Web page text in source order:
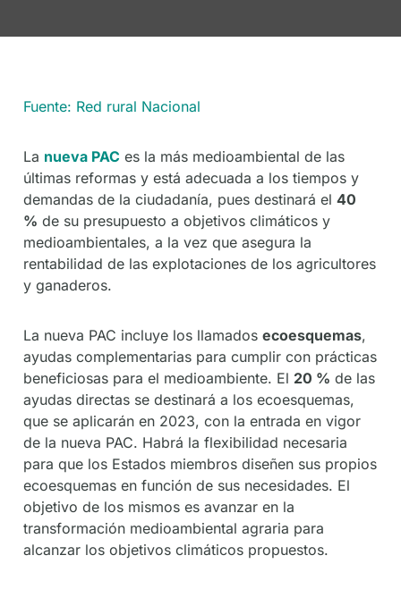
Fuente: Red rural Nacional
La nueva PAC es la más medioambiental de las
últimas reformas y está adecuada a los tiempos y
demandas de la ciudadanía, pues destinará el 40
% de su presupuesto a objetivos climáticos y
medioambientales, a la vez que asegura la
rentabilidad de las explotaciones de los agricultores
y ganaderos.
La nueva PAC incluye los llamados ecoesquemas,
ayudas complementarias para cumplir con prácticas
beneficiosas para el medioambiente. El 20 % de las
ayudas directas se destinará a los ecoesquemas,
que se aplicarán en 2023, con la entrada en vigor
de la nueva PAC. Habrá la flexibilidad necesaria
para que los Estados miembros diseñen sus propios
ecoesquemas en función de sus necesidades. El
objetivo de los mismos es avanzar en la
transformación medioambiental agraria para
alcanzar los objetivos climáticos propuestos.